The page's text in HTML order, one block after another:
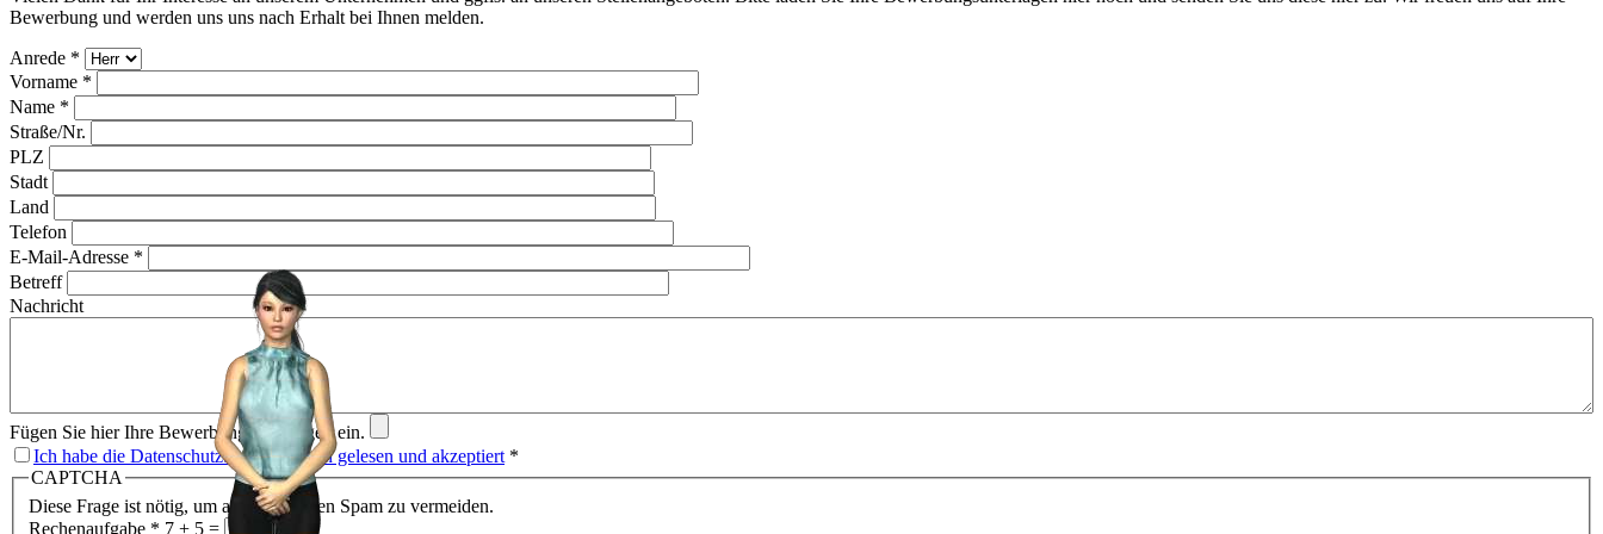
Bewerbung und werden uns uns nach Erhalt bei Ihnen melden.
Anrede *
Vorname *
Name *
Straße/Nr.
PLZ
Stadt
Land
Telefon
E-Mail-Adresse *
Betreff
Nachricht
Fügen Sie hier Ihre Bewerbungsunterlagen ein.
Ich habe die Datenschutzbestimmungen gelesen und akzeptiert *
CAPTCHA
Diese Frage ist nötig, um automatisierten Spam zu vermeiden.
Rechenaufgabe * 7 + 5 =